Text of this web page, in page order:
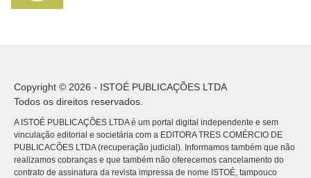
Copyright © 2026 - ISTOÉ PUBLICAÇÕES LTDA
Todos os direitos reservados.
A ISTOÉ PUBLICAÇÕES LTDA é um portal digital independente e sem
vinculação editorial e societária com a EDITORA TRES COMÉRCIO DE
PUBLICACÕES LTDA (recuperação judicial). Informamos também que não
realizamos cobranças e que também não oferecemos cancelamento do
contrato de assinatura da revista impressa de nome ISTOÉ, tampouco